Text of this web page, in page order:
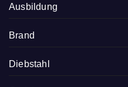
Ausbildung
Brand
Diebstahl